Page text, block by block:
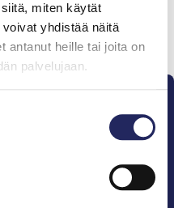
miten käytät
yhdistää näitä
antanut heille tai joita on
palvelujaan.
tuleville